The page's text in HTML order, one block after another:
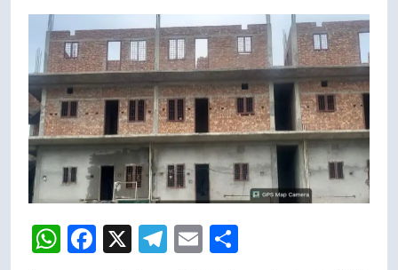
WhatsApp
Facebook
X Telegram
Email